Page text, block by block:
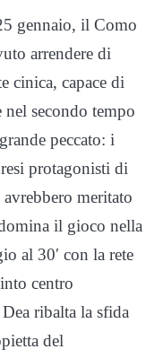
gennaio, il Como
arrendere di
cinica, capace di
nel secondo tempo
peccato: i
protagonisti di
meritato
il gioco nella
al 30′ con la rete
centro
ribalta la sfida
del